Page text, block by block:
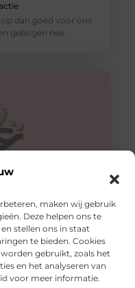
maken wij gebruik
Deze helpen ons te
stellen ons in staat
te bieden. Cookies
gebruikt, zoals het
en het analyseren van
voor meer informatie.
dan goed voor ons
gebogen nek
voor een goed
niet alleen belangrijk